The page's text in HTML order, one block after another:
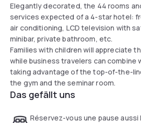
Elegantly decorated, the 44 rooms
services expected of a 4-star hotel:
air conditioning, LCD television with
minibar, private bathroom, etc.
Families with children will appreciate
while business travelers can combine
taking advantage of the top-of-the-
the gym and the seminar room.
Das gefällt uns
Réservez-vous une pause